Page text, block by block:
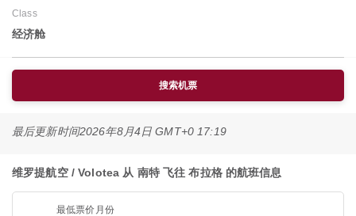
Class
经济舱
搜索机票
最后更新时间2026年8月4日 GMT+0 17:19
维罗提航空 / Volotea 从 南特 飞往 布拉格 的航班信息
最低票价月份